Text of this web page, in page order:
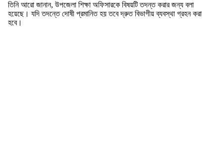
তিনি আরো জানান, উপজেলা শিক্ষা অফিসারকে বিষয়টি তদন্ত করার জন্য বলা
হয়েছে। যদি তদন্তে দোষী প্রমানিত হয় তবে দ্রুত বিভাগীয় ব্যবস্থা গ্রহন করা
হবে।